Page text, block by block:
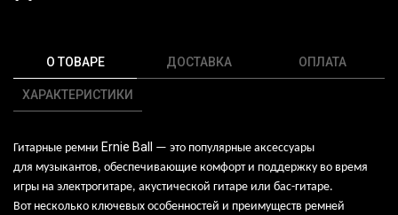
О ТОВАРЕ
ХАРАКТЕРИСТИКИ
ДОСТАВКА ОПЛАТА
Гитарные ремни Ernie Ball — это популярные аксессуары
для музыкантов, обеспечивающие комфорт и поддержку во время
игры на электрогитаре, акустической гитаре или бас-гитаре.
Вот несколько ключевых особенностей и преимуществ ремней